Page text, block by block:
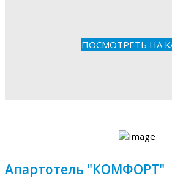
ПОСМОТРЕТЬ НА
Апартотель "КОМФОРТ"